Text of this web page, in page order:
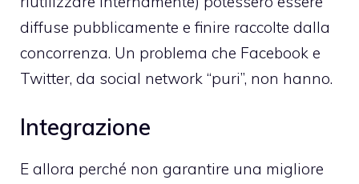
diffuse pubblicamente e finire raccolte dalla
concorrenza. Un problema che Facebook e
Twitter, da social network “puri”, non hanno.
Integrazione
E allora perché non garantire una migliore